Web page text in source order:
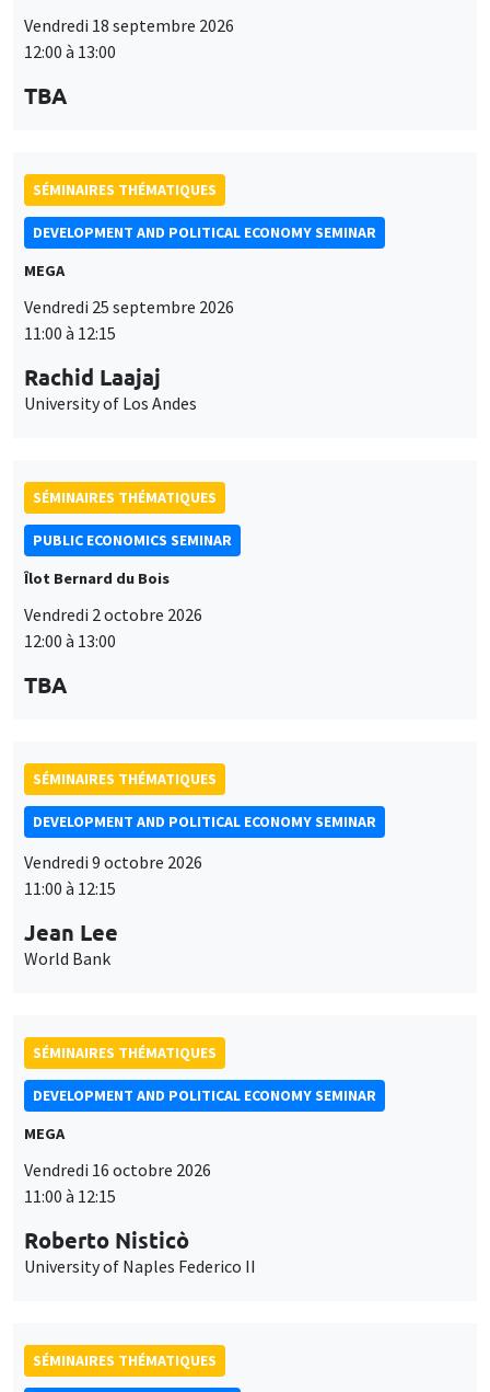
Vendredi 18 septembre 2026
12:00 à 13:00
TBA
SÉMINAIRES THÉMATIQUES
DEVELOPMENT AND POLITICAL ECONOMY SEMINAR
MEGA
Vendredi 25 septembre 2026
11:00 à 12:15
Rachid Laajaj
University of Los Andes
SÉMINAIRES THÉMATIQUES
PUBLIC ECONOMICS SEMINAR
Îlot Bernard du Bois
Vendredi 2 octobre 2026
12:00 à 13:00
TBA
SÉMINAIRES THÉMATIQUES
DEVELOPMENT AND POLITICAL ECONOMY SEMINAR
Vendredi 9 octobre 2026
11:00 à 12:15
Jean Lee
World Bank
SÉMINAIRES THÉMATIQUES
DEVELOPMENT AND POLITICAL ECONOMY SEMINAR
MEGA
Vendredi 16 octobre 2026
11:00 à 12:15
Roberto Nisticò
University of Naples Federico II
SÉMINAIRES THÉMATIQUES